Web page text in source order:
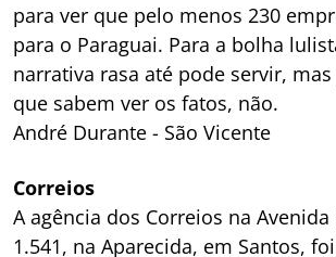
para ver que pelo menos 230
para o Paraguai. Para a bolha
narrativa rasa até pode servir,
que sabem ver os fatos, não.
André Durante - São Vicente
Correios
A agência dos Correios na Avenida
1.541, na Aparecida, em Santos,